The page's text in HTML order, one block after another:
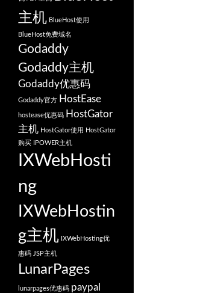
主机 BlueHost使用
BlueHost免费域名
Godaddy
Godaddy主机
Godaddy优惠码
Godaddy官方 HostEase
hostease优惠码 HostGator
主机 HostGator使用
HostGator
购买
IPOWER主机
IXWebHosti
ng
IXWebHostin
g主机 IXWebHosting优
惠码 JSP主机
LunarPages
lunarpages优惠码 paypal